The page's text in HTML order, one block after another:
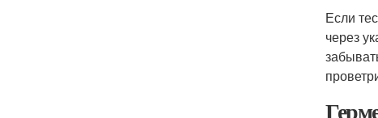
Если
через